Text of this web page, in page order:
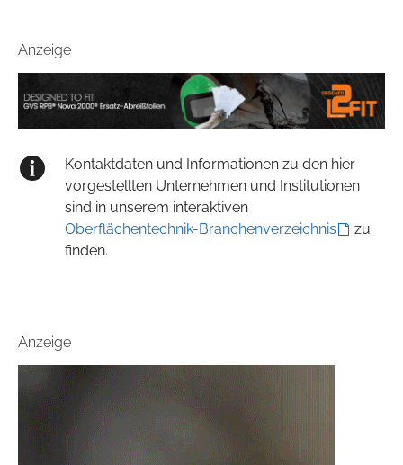
Anzeige
Kontaktdaten und Informationen zu den hier
vorgestellten Unternehmen und Institutionen
sind in unserem interaktiven
Oberflächentechnik-Branchenverzeichnis
zu
finden.
Anzeige